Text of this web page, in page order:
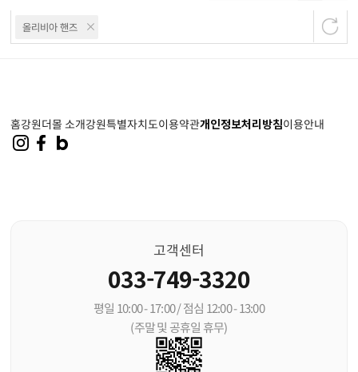
올리비아 핸즈
홈강원더몰 소개강원특별자치도이용약관개인정보처리방침이용안내
고객센터
033-749-3320
평일 10:00 - 17:00 / 점심 12:00 - 13:00
(주말 및 공휴일 휴무)